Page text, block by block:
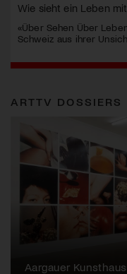
Wie sieht ein Leben
«Über Sehen Über
Schweiz aus ihrer
ARTTV DOSSIERS
Künstlerin
Aargauer Kunsthaus
Gewerbemuseum
Liste Art Fair Basel
Bündner
Künstler:innen
Junge Schweizer
Vögele Kultur
Nidwaldner Museum
Haus für Kunst Uri